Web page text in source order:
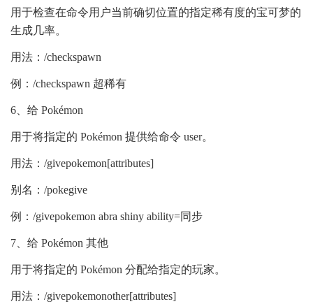
用于检查在命令用户当前确切位置的指定稀有度的宝可梦的
生成几率。
用法：/checkspawn
例：/checkspawn 超稀有
6、给 Pokémon
用于将指定的 Pokémon 提供给命令 user。
用法：/givepokemon[attributes]
别名：/pokegive
例：/givepokemon abra shiny ability=同步
7、给 Pokémon 其他
用于将指定的 Pokémon 分配给指定的玩家。
用法：/givepokemonother[attributes]